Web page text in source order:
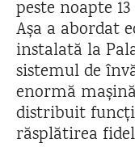
peste noapte
Așa a abordat
instalată la
sistemul de
enormă
distribuit
răsplătirea